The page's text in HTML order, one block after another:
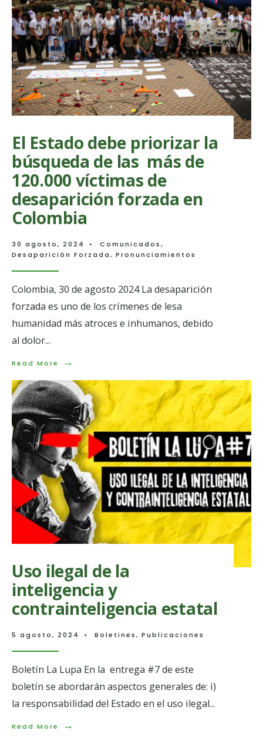
El Estado debe priorizar la
búsqueda de las más de
120.000 víctimas de
desaparición forzada en
Colombia
30 agosto, 2024 • Comunicados,
Desaparición Forzada, Pronunciamientos
Colombia, 30 de agosto 2024 La desaparición
forzada es uno de los crímenes de lesa
humanidad más atroces e inhumanos, debido
al dolor...
Read More →
Read
El
Estado
debe
priorizar
la
búsqueda
de
las
más
de
120.000
víctimas
de
desaparición
forzada
en
Uso ilegal de la
inteligencia y
contrainteligencia estatal
5 agosto, 2024 • Boletines, Publicaciones
Boletín La Lupa En la entrega #7 de este
boletín se abordarán aspectos generales de: i)
la responsabilidad del Estado en el uso ilegal...
Read More →
Read